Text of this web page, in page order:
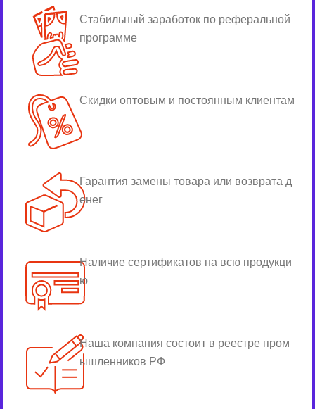
Стабильный заработок по реферальной
программе
Скидки оптовым и постоянным клиентам
Гарантия замены товара или возврата д
енег
Наличие сертификатов на всю продукци
ю
Наша компания состоит в реестре пром
ышленников РФ